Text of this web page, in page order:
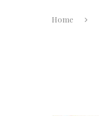
Home